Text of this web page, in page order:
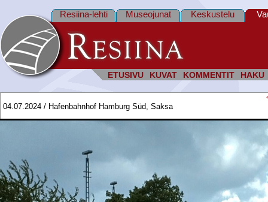
ETUSIVU KUVAT KOMMENTIT HAKU
Resiina-lehti Museojunat Keskustelu
04.07.2024 / Hafenbahnhof Hamburg Süd, Saksa